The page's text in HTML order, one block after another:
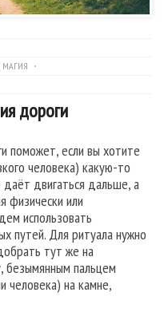
МАГИЯ
дороги
поможет, если вы хотите
человека) какую-то
двигаться дальше, а
физически или
использовать
путей. Для ритуала нужно
тут же на
безымянным пальцем
человека) на камне,